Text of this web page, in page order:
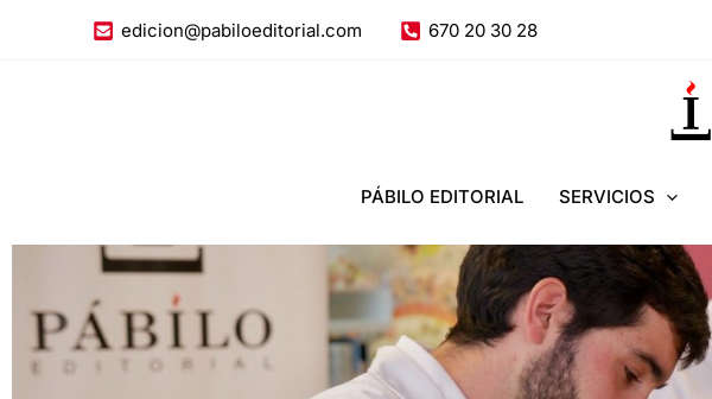
edicion@pabiloeditorial.com 670 20 30 28
PÁBILO EDITORIAL SERVICIOS